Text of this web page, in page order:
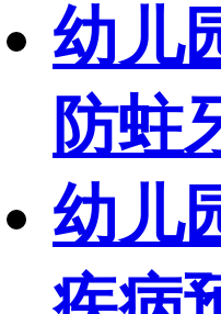
幼儿
防蛀
幼儿